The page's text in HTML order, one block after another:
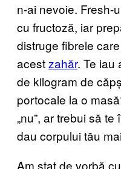
n-ai nevoie. Fresh-
cu fructoză, iar
distruge fibrele
acestzahăr. Te iau
de kilogram de
portocale la o
„nu”, ar trebui să
dau corpului tău
Am stat de vorbă